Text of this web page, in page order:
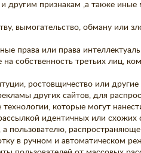
признакам ,а также иные
вымогательство, обману или
права или права
собственность третьих лиц,
ростовщичество или
других сайтов, для
которые могут
идентичных или
а пользователю,
в ручном и